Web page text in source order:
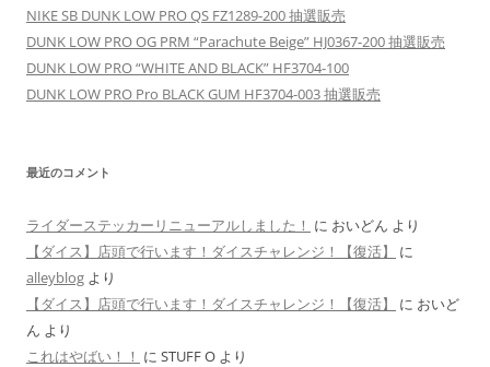
NIKE SB DUNK LOW PRO QS FZ1289-200 抽選販売
DUNK LOW PRO OG PRM “Parachute Beige” HJ0367-200 抽選販売
DUNK LOW PRO “WHITE AND BLACK” HF3704-100
DUNK LOW PRO Pro BLACK GUM HF3704-003 抽選販売
最近のコメント
ライダーステッカーリニューアルしました！ に おいどん より
【ダイス】店頭で行います！ダイスチャレンジ！【復活】
に
alleyblog より
【ダイス】店頭で行います！ダイスチャレンジ！【復活】
に おいど
ん より
これはやばい！！ に STUFF O より